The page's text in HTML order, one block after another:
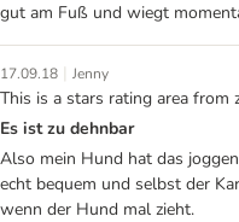
gut am Fuß und wiegt
17.09.18 | Jenny
This is a stars rating area from
Es ist zu dehnbar
Also mein Hund hat das
echt bequem und selbst der
wenn der Hund mal zieht.